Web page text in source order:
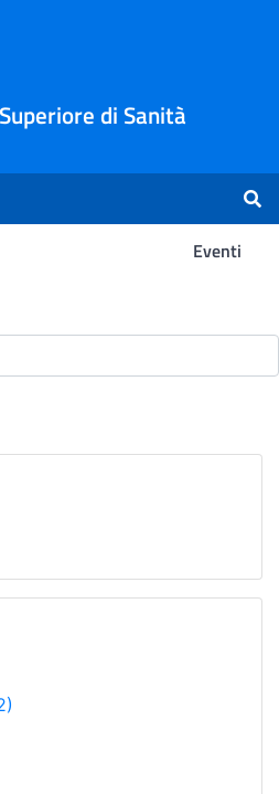
di Sanità
Eventi
Ricerca -